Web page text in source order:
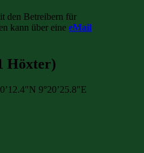
den Betreibern für
kann über eine eMail
Höxter)
9°20’25.8″E